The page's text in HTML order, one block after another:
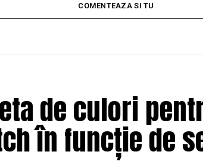
COMENTEAZA SI TU
de culori
în funcție de